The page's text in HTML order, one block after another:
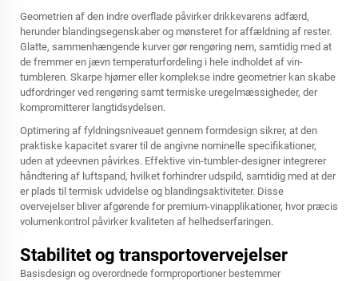
Geometrien af den indre overflade påvirker drikkevarens adfærd,
herunder blandingsegenskaber og mønsteret for affældning af rester.
Glatte, sammenhængende kurver gør rengøring nem, samtidig med at
de fremmer en jævn temperaturfordeling i hele indholdet af vin-
tumbleren. Skarpe hjørner eller komplekse indre geometrier kan skabe
udfordringer ved rengøring samt termiske uregelmæssigheder, der
kompromitterer langtidsydelsen.
Optimering af fyldningsniveauet gennem formdesign sikrer, at den
praktiske kapacitet svarer til de angivne nominelle specifikationer,
uden at ydeevnen påvirkes. Effektive vin-tumbler-designer integrerer
håndtering af luftspand, hvilket forhindrer udspild, samtidig med at der
er plads til termisk udvidelse og blandingsaktiviteter. Disse
overvejelser bliver afgørende for premium-vinapplikationer, hvor præcis
volumenkontrol påvirker kvaliteten af helhedserfaringen.
Stabilitet og transportovervejelser
Basisdesign og overordnede formproportioner bestemmer